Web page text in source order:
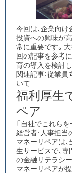
今回は、企業向
投資への興味が
常に重要です。
回の記事を参考
育の導入を検討
関連記事：従業員
いて
福利厚生
ペア
「自社でこれら
経営者・人事担当
マネーリペアは
生サービスで、
の金融リテラシ
マネーリペアが